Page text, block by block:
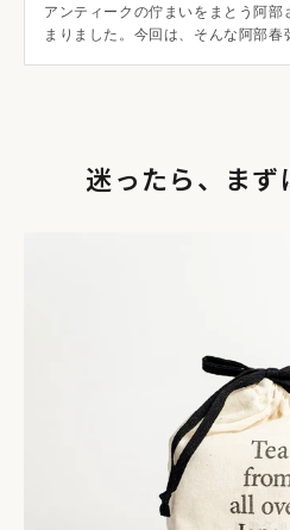
作り手のことば「あったらい
ことが、この仕事の醍醐味」
阿部さん、今日はよろしくお
器を作ることになったきっか
アンティークの佇まいをまとう阿
まりました。今回は、そんな阿部春
迷ったら、まず